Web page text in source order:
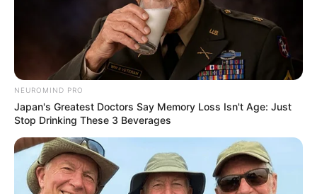
Surgeons: This Simple Method Ends Joint Pain &
Arthritis! Try It!
NEUROMIND PRO
Japan's Greatest Doctors Say Memory Loss Isn't Age: Just
Stop Drinking These 3 Beverages